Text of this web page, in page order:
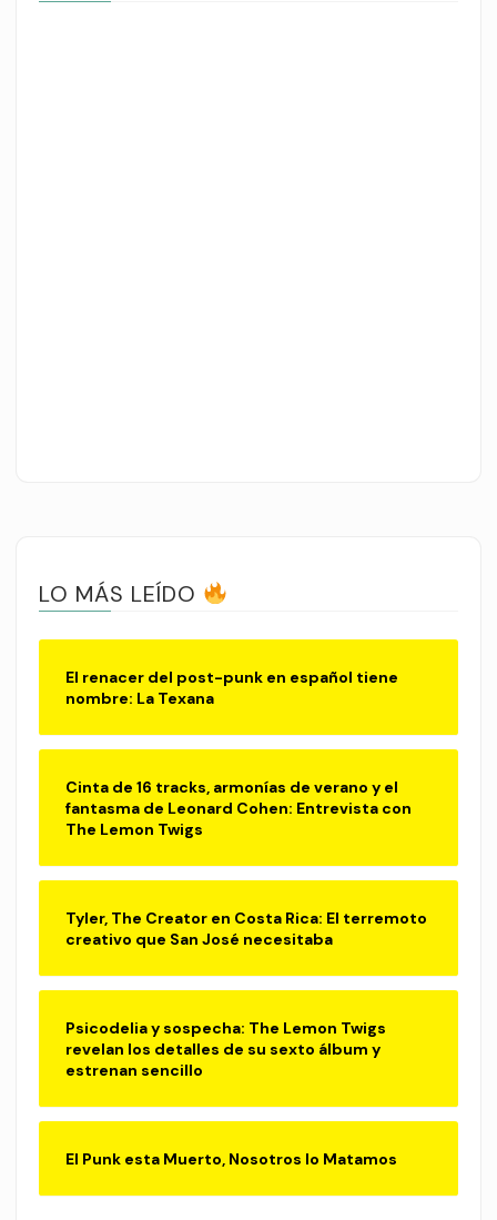
LO MÁS LEÍDO
El renacer del post-punk en español tiene
nombre: La Texana
Cinta de 16 tracks, armonías de verano y el
fantasma de Leonard Cohen: Entrevista con
The Lemon Twigs
Tyler, The Creator en Costa Rica: El terremoto
creativo que San José necesitaba
Psicodelia y sospecha: The Lemon Twigs
revelan los detalles de su sexto álbum y
estrenan sencillo
El Punk esta Muerto, Nosotros lo Matamos